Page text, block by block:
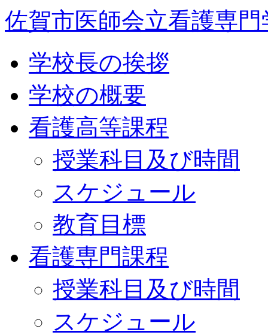
佐賀市医師会立看護専門
学校長の挨拶
学校の概要
看護高等課程
授業科目及び時間
スケジュール
教育目標
看護専門課程
授業科目及び時間
スケジュール